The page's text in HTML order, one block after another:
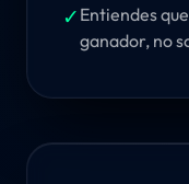
✓ Entiendes
ganador, no